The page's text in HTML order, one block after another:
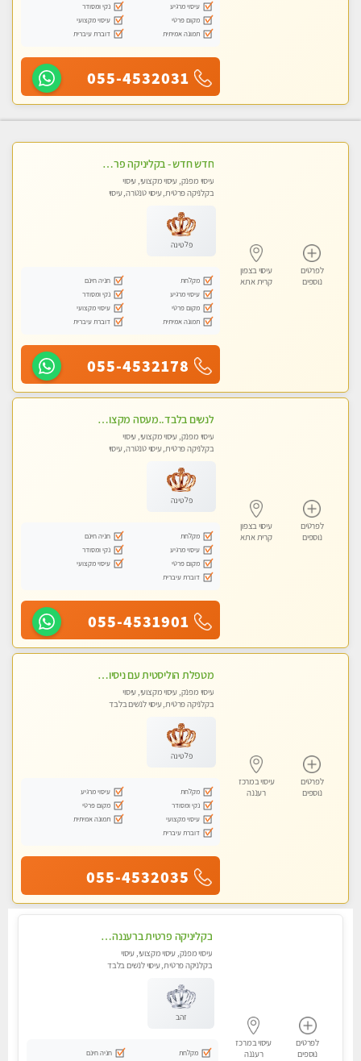
עיסוי מרגיע
נקי ומסודר
מקום פרטי
עיסוי מקצועי
תמונה אמיתית
דוברת עיברית
055-4532031
לפרטים
נוספים
עיסוי בצפון
קרית אתא
חדש חדש - בקליניקה פרטית בחיפה עיסוי לחידוש אנרגיות עיסוי חלומי מומלץ מאוד !
עיסוי מפנק, עיסוי מקצועי, עיסוי
בקלניקה פרטית, עיסוי טנטרה, עיסוי
פלטינה
מקלחת
חניה חינם
עיסוי מרגיע
נקי ומסודר
מקום פרטי
עיסוי מקצועי
תמונה אמיתית
דוברת עיברית
055-4532178
לפרטים
נוספים
עיסוי בצפון
קרית אתא
לנשים בלבד..מעסה מקצועי לנשים בלבד
עיסוי מפנק, עיסוי מקצועי, עיסוי
בקלניקה פרטית, עיסוי טנטרה, עיסוי
פלטינה
מקלחת
חניה חינם
עיסוי מרגיע
נקי ומסודר
מקום פרטי
עיסוי מקצועי
דוברת עיברית
055-4531901
לפרטים
נוספים
עיסוי במרכז
רעננה
מטפלת הוליסטית עם ניסיון מעל עשור. עיסוי הוליסטי לגוף ולנשמה עם שמנים חמים מתאים: לגברים/נשים ונשים בהריון . ומקצועית ברמה גבוהה
עיסוי מפנק, עיסוי מקצועי, עיסוי
בקלניקה פרטית, עיסוי לנשים בלבד
פלטינה
מקלחת
עיסוי מרגיע
נקי ומסודר
מקום פרטי
עיסוי מקצועי
תמונה אמיתית
דוברת עיברית
055-4532035
לפרטים
נוספים
עיסוי במרכז
רעננה
בקליניקה פרטית ברעננה עיסוי לחידוש אנרגיות עיסוי מומלץ מאוד !
עיסוי מפנק, עיסוי מקצועי, עיסוי
בקלניקה פרטית, עיסוי לנשים בלבד
זהב
מקלחת
חניה חינם